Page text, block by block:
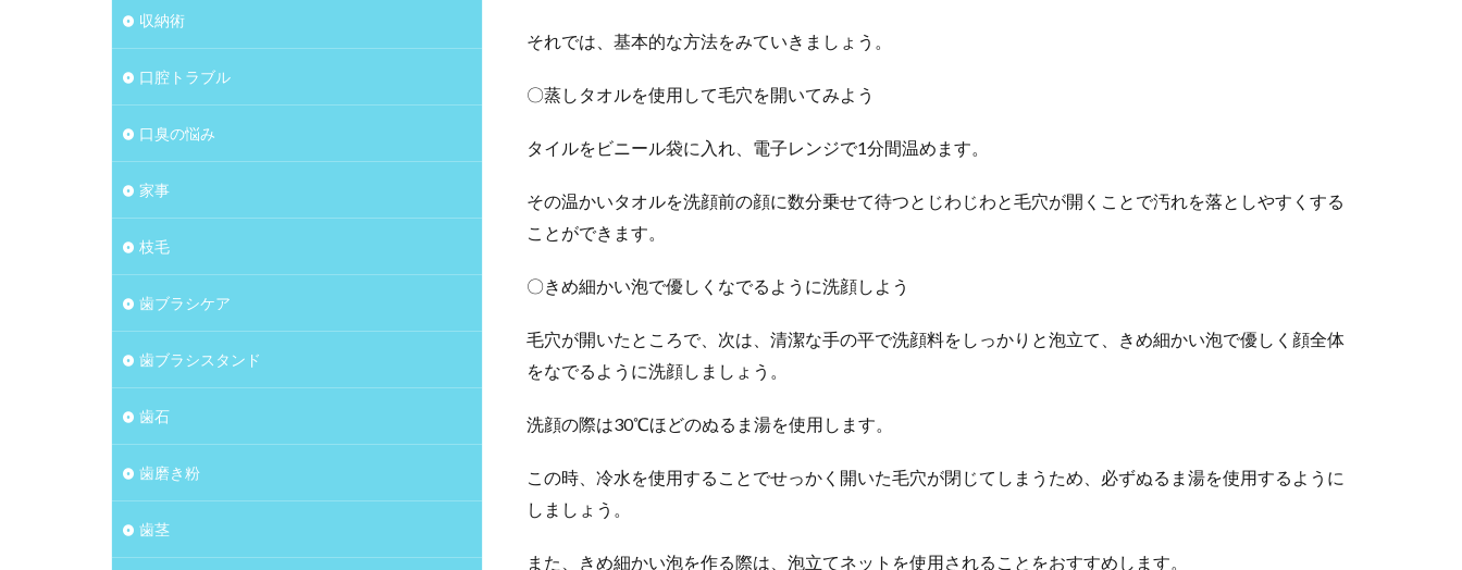
それでは、基本的な方法をみていきましょう。
〇蒸しタオルを使用して毛穴を開いてみよう
タイルをビニール袋に入れ、電子レンジで1分間温めます。
その温かいタオルを洗顔前の顔に数分乗せて待つとじわじわと毛穴が開くことで汚れを落としやすくする
ことができます。
〇きめ細かい泡で優しくなでるように洗顔しよう
毛穴が開いたところで、次は、清潔な手の平で洗顔料をしっかりと泡立て、きめ細かい泡で優しく顔全体
をなでるように洗顔しましょう。
洗顔の際は30℃ほどのぬるま湯を使用します。
この時、冷水を使用することでせっかく開いた毛穴が閉じてしまうため、必ずぬるま湯を使用するように
しましょう。
また、きめ細かい泡を作る際は、泡立てネットを使用されることをおすすめします。
収納術
口腔トラブル
口臭の悩み
家事
枝毛
歯ブラシケア
歯ブラシスタンド
歯石
歯磨き粉
歯茎